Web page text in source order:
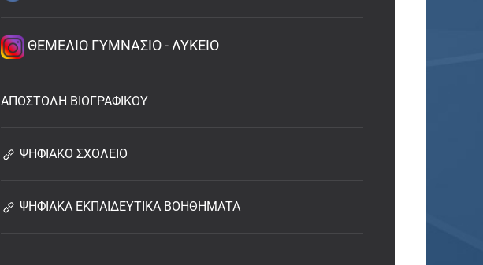
ΘΕΜΕΛΙΟ ΓΥΜΝΑΣΙΟ - ΛΥΚΕΙΟ
ΑΠΟΣΤΟΛΗ ΒΙΟΓΡΑΦΙΚΟΥ
ΨΗΦΙΑΚΟ ΣΧΟΛΕΙΟ
ΨΗΦΙΑΚΑ ΕΚΠΑΙΔΕΥΤΙΚΑ ΒΟΗΘΗΜΑΤΑ